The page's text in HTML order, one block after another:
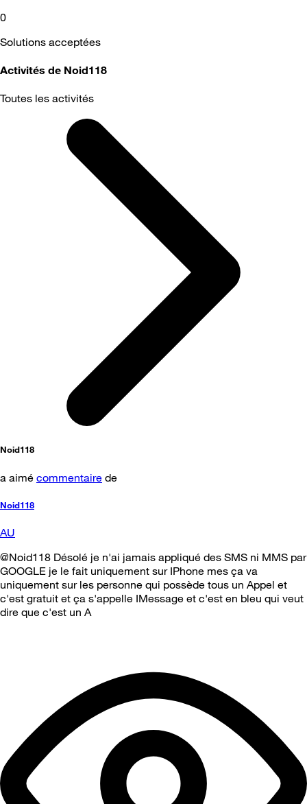
0
Solutions acceptées
Activités de Noid118
Toutes les activités
Noid118
a aimé commentaire de
Noid118
AU
@Noid118 Désolé je n'ai jamais appliqué des SMS ni MMS par
GOOGLE je le fait uniquement sur IPhone mes ça va
uniquement sur les personne qui possède tous un Appel et
c'est gratuit et ça s'appelle IMessage et c'est en bleu qui veut
dire que c'est un A